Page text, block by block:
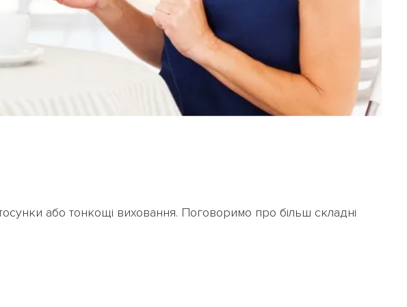
або тонкощі виховання. Поговоримо про більш складні
ПЕРЕРАХУВАТИ
ПОВЕРНУТИСЯ